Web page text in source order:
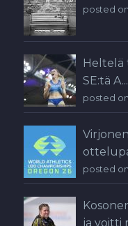
posted
Heltelä
SE:tä A...
posted
posted
ja voitti